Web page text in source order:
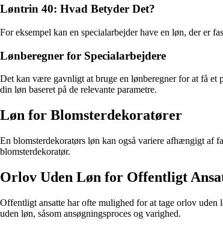
Løntrin 40: Hvad Betyder Det?
For eksempel kan en specialarbejder have en løn, der er
Lønberegner for Specialarbejdere
Det kan være gavnligt at bruge en lønberegner for at få et
din løn baseret på de relevante parametre.
Løn for Blomsterdekoratører
En blomsterdekoratørs løn kan også variere afhængigt af
blomsterdekoratør.
Orlov Uden Løn for Offentligt
Offentligt ansatte har ofte mulighed for at tage orlov
uden løn, såsom ansøgningsproces og varighed.